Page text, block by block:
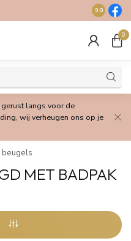
Gratis
9.0
0
langs voor de
wij verheugen ons op je
beugels
MET BADPAK